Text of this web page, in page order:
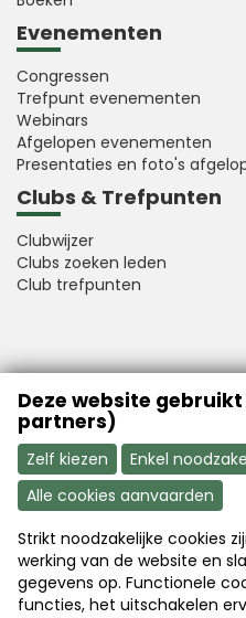
Evenementen
Congressen
Trefpunt evenementen
Webinars
Afgelopen evenementen
Presentaties en foto's
Clubs & Trefpunten
Clubwijzer
Clubs zoeken leden
Club trefpunten
VFB is a member
Aanmelden
Deze website
partners)
Zelf kiezen
Enkel
Alle cookies aanvaarden
Strikt noodzakelijke cookies
werking van de website en
gegevens op. Functionele
functies, het uitschakelen